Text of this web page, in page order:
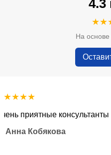
4.3
На основе
приятные консультанты и
Кобякова